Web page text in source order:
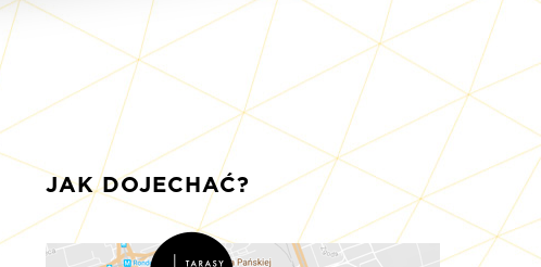
JAK DOJECHAĆ?